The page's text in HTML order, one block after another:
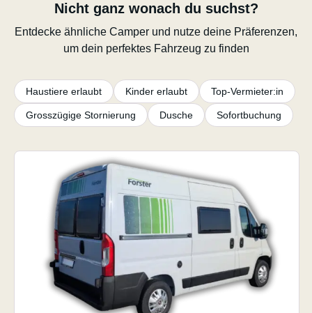
Nicht ganz wonach du suchst?
Entdecke ähnliche Camper und nutze deine Präferenzen,
um dein perfektes Fahrzeug zu finden
Haustiere erlaubt Kinder erlaubt Top-Vermieter:in
Grosszügige Stornierung Dusche Sofortbuchung